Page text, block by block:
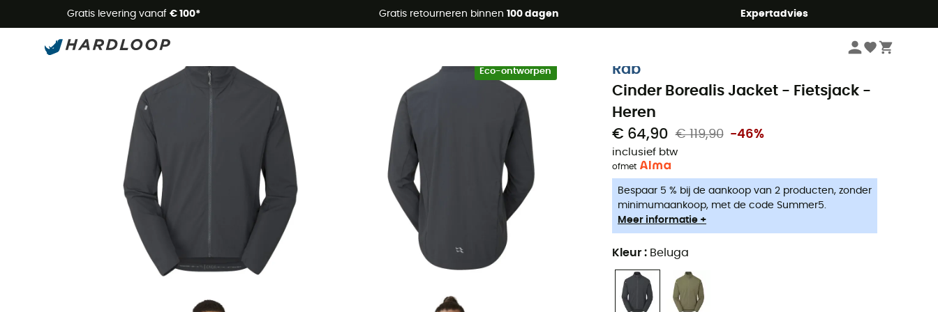
Gratis levering vanaf € 100* Gratis retourneren binnen 100 dagen Expertadvies
Zomeraanbiedingen 🔥 -5% EXTRA vanaf 2 producten* met code Summer5
Eco-ontworpen
Fietsjacks voor heren
Rab
Cinder Borealis Jacket - Fietsjack -
Heren
€ 64,90 € 119,90 -46%
inclusief btw
ofmet
Bespaar 5 % bij de aankoop van 2 producten, zonder
minimumaankoop, met de code Summer5.
Meer informatie +
Kleur : Beluga